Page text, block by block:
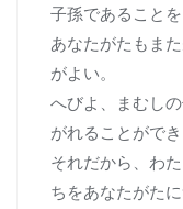
子孫であること
あなたがたもま
がよい。
へびよ、まむし
がれることができ
それだから、わ
ちをあなたがた